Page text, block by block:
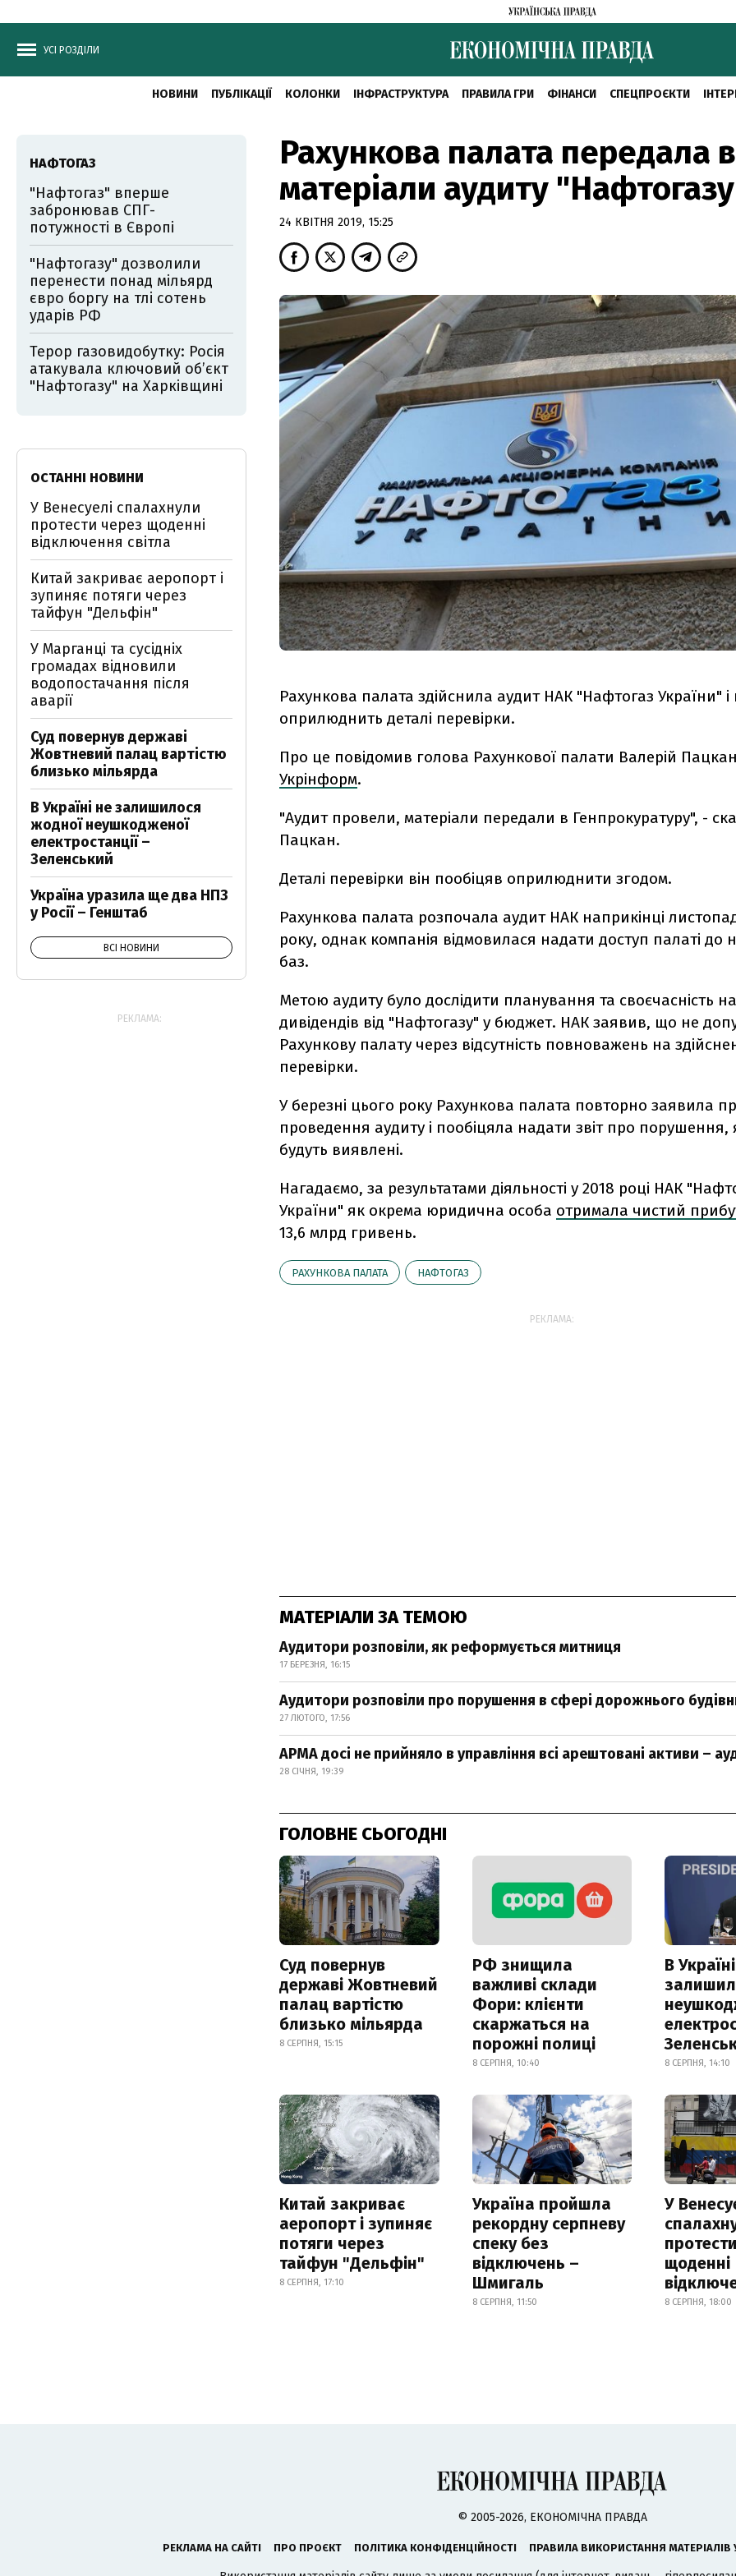
УСІ РОЗДІЛИ
НОВИНИ ПУБЛІКАЦІЇ КОЛОНКИ ІНФРАСТРУКТУРА ПРАВИЛА ГРИ ФІНАНСИ СПЕЦПРОЄКТИ
Рахункова палата передала
матеріали аудиту
24 КВІТНЯ 2019, 15:25
Рахункова палата здійснила аудит НАК "Нафтогаз України" і
оприлюднить деталі перевірки.
Про це повідомив голова Рахункової палати Валерій
Укрінформ.
"Аудит провели, матеріали передали в Генпрокуратуру", -
Пацкан.
Деталі перевірки він пообіцяв оприлюднити згодом.
Рахункова палата розпочала аудит НАК наприкінці
року, однак компанія відмовилася надати доступ палаті до
баз.
Метою аудиту було дослідити планування та своєчасність
дивідендів від "Нафтогазу" у бюджет. НАК заявив, що не
Рахункову палату через відсутність повноважень на
перевірки.
У березні цього року Рахункова палата повторно заявила
проведення аудиту і пообіцяла надати звіт про
будуть виявлені.
Нагадаємо, за результатами діяльності у 2018 році НАК
України" як окрема юридична особа отримала чистий
13,6 млрд гривень.
РАХУНКОВА ПАЛАТА НАФТОГАЗ
РЕКЛАМА:
МАТЕРІАЛИ ЗА ТЕМОЮ
Аудитори розповіли, як реформується митниця
17 БЕРЕЗНЯ, 16:15
Аудитори розповіли про порушення в сфері дорожнього
27 ЛЮТОГО, 17:56
АРМА досі не прийняло в управління всі арештовані активи –
28 СІЧНЯ, 19:39
ГОЛОВНЕ СЬОГОДНІ
Суд повернув
державі Жовтневий
палац вартістю
близько мільярда
8 СЕРПНЯ, 15:15
РФ знищила
важливі склади
Фори: клієнти
скаржаться на
порожні полиці
8 СЕРПНЯ, 10:40
В
8 СЕРПНЯ, 14:10
Китай закриває
аеропорт і зупиняє
потяги через
тайфун "Дельфін"
8 СЕРПНЯ, 17:10
Україна пройшла
рекордну серпневу
спеку без
відключень –
Шмигаль
8 СЕРПНЯ, 11:50
У
щоденні
8 СЕРПНЯ, 18:00
НАФТОГАЗ
"Нафтогаз" вперше
забронював СПГ-
потужності в Європі
"Нафтогазу" дозволили
перенести понад мільярд
євро боргу на тлі сотень
ударів РФ
Терор газовидобутку: Росія
атакувала ключовий об’єкт
"Нафтогазу" на Харківщині
ОСТАННІ НОВИНИ
У Венесуелі спалахнули
протести через щоденні
відключення світла
Китай закриває аеропорт і
зупиняє потяги через
тайфун "Дельфін"
У Марганці та сусідніх
громадах відновили
водопостачання після
аварії
Суд повернув державі
Жовтневий палац вартістю
близько мільярда
В Україні не залишилося
жодної неушкодженої
електростанції –
Зеленський
Україна уразила ще два НПЗ
у Росії – Генштаб
ВСІ НОВИНИ
РЕКЛАМА:
© 2005-2026, ЕКОНОМІЧНА ПРАВДА
РЕКЛАМА НА САЙТІ ПРО ПРОЄКТ ПОЛІТИКА КОНФІДЕНЦІЙНОСТІ ПРАВИЛА ВИКОРИСТАННЯ МАТЕРІАЛІВ